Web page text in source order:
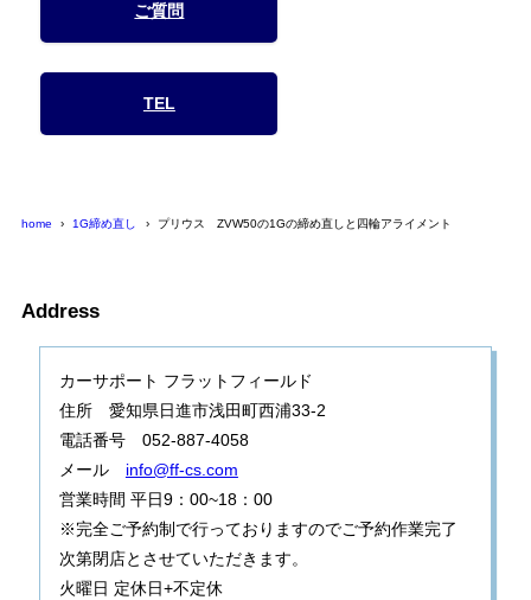
ご質問
TEL
home 1G締め直し プリウス ZVW50の1Gの締め直しと四輪アライメント
Address
カーサポート フラットフィールド
住所 愛知県日進市浅田町西浦33-2
電話番号 052-887-4058
メール info@ff-cs.com
営業時間 平日9：00~18：00
※完全ご予約制で行っておりますのでご予約作業完了
次第閉店とさせていただきます。
火曜日 定休日+不定休